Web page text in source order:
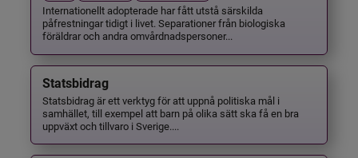
Internationellt adopterade har fått utstå särskilda
påfrestningar tidigt i livet. Separationer från biologiska
föräldrar och andra omvårdnadspersoner...
Statsbidrag
Statsbidrag är ett verktyg för att uppnå politiska mål i
samhället, till exempel att barn på olika sätt ska få en bra
uppväxt och tillvaro i Sverige....